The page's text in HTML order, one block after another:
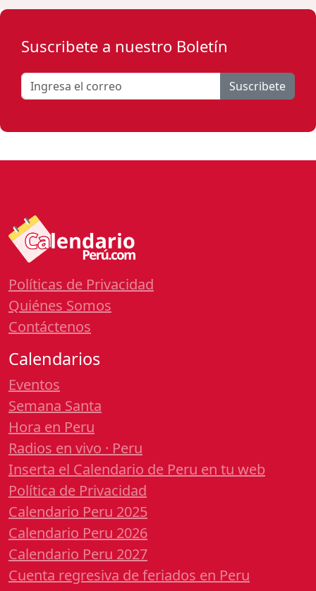
Suscribete a nuestro Boletín
Suscribete
Políticas de Privacidad
Quiénes Somos
Contáctenos
Calendarios
Eventos
Semana Santa
Hora en Peru
Radios en vivo · Peru
Inserta el Calendario de Peru en tu web
Política de Privacidad
Calendario Peru 2025
Calendario Peru 2026
Calendario Peru 2027
Cuenta regresiva de feriados en Peru